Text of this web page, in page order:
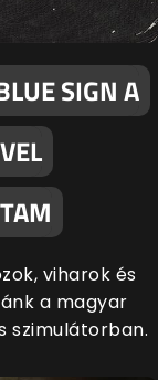
SIGN A
viharok és
a magyar
szimulátorban.